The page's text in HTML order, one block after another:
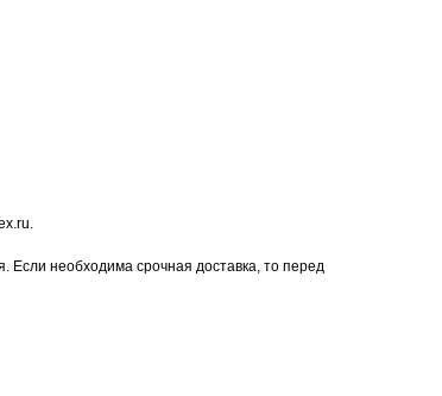
Если необходима срочная доставка, то перед